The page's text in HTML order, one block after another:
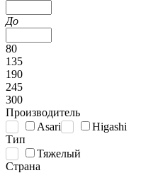
До
80
135
190
245
300
Производитель
Asari
Higashi
Тип
Тяжелый
Страна